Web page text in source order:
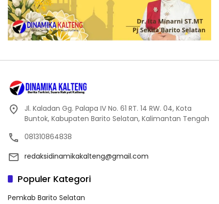
Jl. Kaladan Gg. Palapa IV No. 61 RT. 14 RW. 04, Kota
Buntok, Kabupaten Barito Selatan, Kalimantan Tengah
081310864838
redaksidinamikakalteng@gmail.com
Populer Kategori
Pemkab Barito Selatan